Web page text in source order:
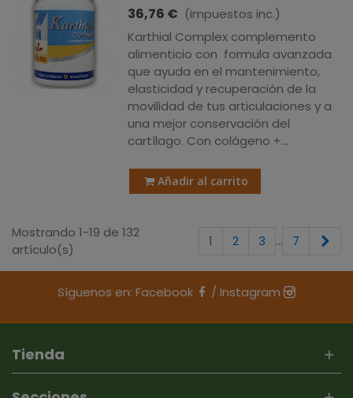
36,76 € (impuestos inc.)
Karthial Complex complemento
alimenticio con formula avanzada
que ayuda en el mantenimiento,
elasticidad y recuperación de la
movilidad de tus articulaciones y a
una mejor conservación del
cartílago. Con colágeno +...
Añadir al carrito
Mostrando 1-19 de 132
artículo(s)
1 2 3 … 7
Síguenos en: Facebook / Instagram
Tienda